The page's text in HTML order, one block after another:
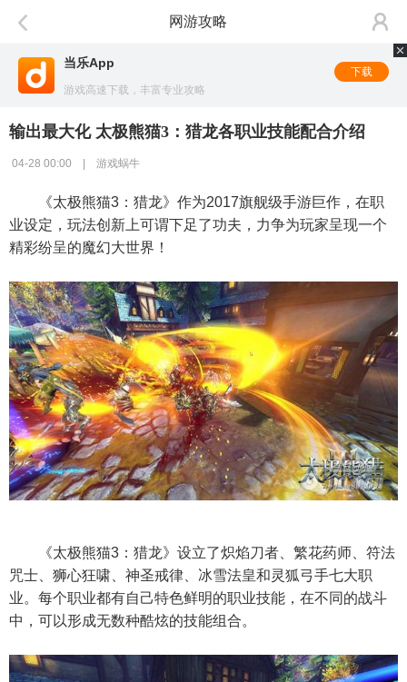
网游攻略
当乐App
游戏高速下载，丰富专业攻略
下载
输出最大化 太极熊猫3：猎龙各职业技能配合介绍
04-28 00:00 | 游戏蜗牛
《太极熊猫3：猎龙》作为2017旗舰级手游巨作，在职
业设定，玩法创新上可谓下足了功夫，力争为玩家呈现一个
精彩纷呈的魔幻大世界！
《太极熊猫3：猎龙》设立了炽焰刀者、繁花药师、符法
咒士、狮心狂啸、神圣戒律、冰雪法皇和灵狐弓手七大职
业。每个职业都有自己特色鲜明的职业技能，在不同的战斗
中，可以形成无数种酷炫的技能组合。